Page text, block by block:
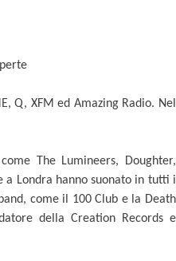
Q, XFM ed Amazing Radio. Nel
The Lumineers, Doughter,
a Londra hanno suonato in tutti i
come il 100 Club e la Death
della Creation Records e